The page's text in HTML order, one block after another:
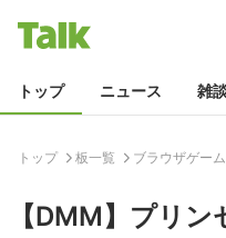
トップ ニュース 雑
トップ 板一覧 ブラウザゲーム
【DMM】プリ